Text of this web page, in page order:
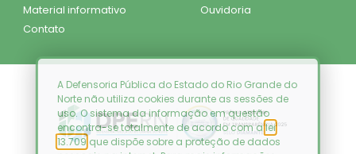
Material informativo
Contato
Ouvidoria
A Defensoria Pública do Estado do Rio Grande do
Norte não utiliza cookies durante as sessões de
uso. O sistema da informação em questão
encontra-se totalmente de acordo com alei
13.709 que dispõe sobre a proteção de dados